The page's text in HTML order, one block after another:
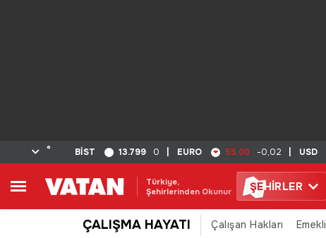
° BİST 13.799 0 EURO 55.00 -0,02 USD
Türkiye,
Şehirlerinden Okunur
ŞEHİRLER
ÇALIŞMA HAYATI Çalışan Hakları Emekli